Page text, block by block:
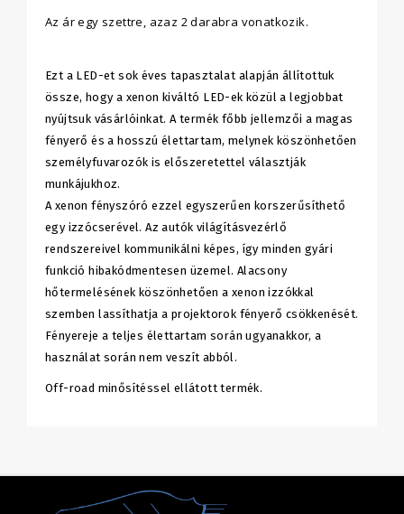
Az ár egy szettre, azaz 2 darabra vonatkozik.
Ezt a LED-et sok éves tapasztalat alapján állítottuk
össze, hogy a xenon kiváltó LED-ek közül a legjobbat
nyújtsuk vásárlóinkat. A termék főbb jellemzői a magas
fényerő és a hosszú élettartam, melynek köszönhetően
személyfuvarozók is előszeretettel választják
munkájukhoz.
A xenon fényszóró ezzel egyszerűen korszerűsíthető
egy izzócserével. Az autók világításvezérlő
rendszereivel kommunikálni képes, így minden gyári
funkció hibakódmentesen üzemel. Alacsony
hőtermelésének köszönhetően a xenon izzókkal
szemben lassíthatja a projektorok fényerő csökkenését.
Fényereje a teljes élettartam során ugyanakkor, a
használat során nem veszít abból.
Off-road minősítéssel ellátott termék.